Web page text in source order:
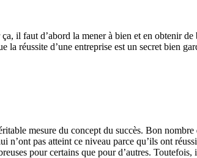
il faut d’abord la mener à bien et en obtenir
la réussite d’une entreprise est un secret bien
mesure du concept du succès. Bon nombre
n’ont pas atteint ce niveau parce qu’ils ont
pour certains que pour d’autres.